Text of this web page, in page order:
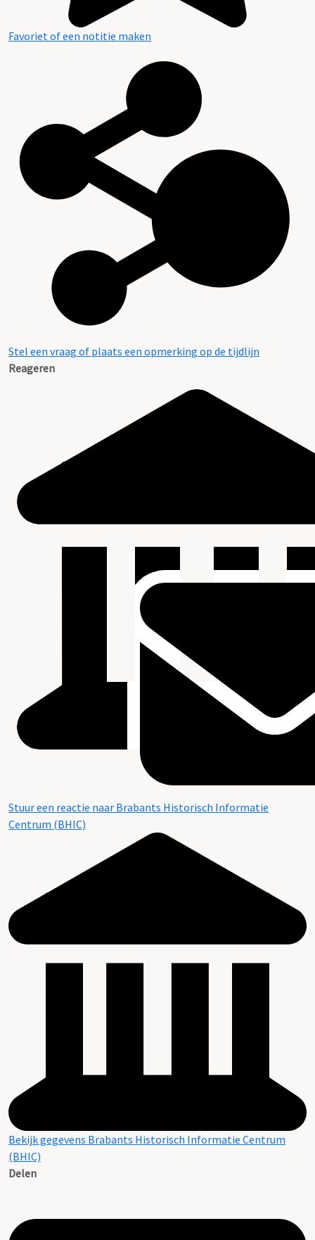
Favoriet of een notitie maken
Stel een vraag of plaats een opmerking op de tijdlijn
Reageren
Stuur een reactie naar Brabants Historisch Informatie
Centrum (BHIC)
Bekijk gegevens Brabants Historisch Informatie Centrum
(BHIC)
Delen